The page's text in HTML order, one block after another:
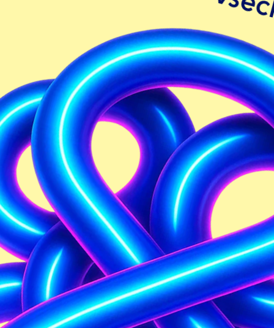
Úvod do algebraických výrazů
*Bonusová kapitola Pokročilá shodná zobrazení
9
*Bonusová kapitola Pokročilé úlohy z pravděpodobnosti
10
*Bonusová kapitola Časová pásma
Celý sešit můžete prolistovat v PDF i vyzkoušet
interaktivní cvičení v naší aplikaci.
Mám přístup Vyzkousét zdarma
Další tituly z předmětu
25titulů
Ročníky
1. ročník 2. ročník 6. ročník 7. ročník 8. ročník 9. ročník
Řada
Krok za krokem Pro všechny